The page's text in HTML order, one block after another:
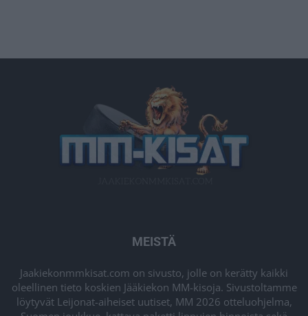
MEISTÄ
Jaakiekonmmkisat.com on sivusto, jolle on kerätty kaikki
oleellinen tieto koskien Jääkiekon MM-kisoja. Sivustoltamme
löytyvät Leijonat-aiheiset uutiset, MM 2026 otteluohjelma,